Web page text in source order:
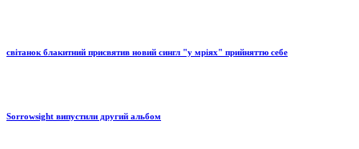
світанок блакитний присвятив новий сингл "у мріях" прийняттю себе
Sorrowsight випустили другий альбом